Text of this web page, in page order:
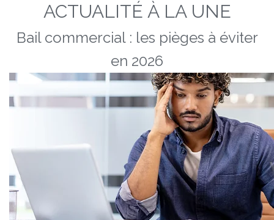
ACTUALITÉ À LA UNE
Bail commercial : les pièges à éviter
en 2026